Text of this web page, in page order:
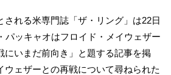
れる米専門誌「ザ・リング」は22日
パッキャオはフロイド・メイウェザー
にいまだ前向き」と題する記事を掲
ウェザーとの再戦について尋ねられた